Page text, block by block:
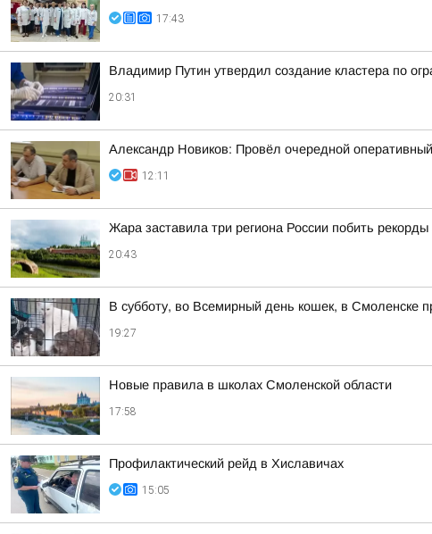
17:43
Владимир Путин утвердил создание кластера по
20:31
Александр Новиков: Провёл очередной
12:11
Жара заставила три региона России побить рекорды
20:43
В субботу, во Всемирный день кошек, в Смоленске
19:27
Новые правила в школах Смоленской области
17:58
Профилактический рейд в Хиславичах
15:05